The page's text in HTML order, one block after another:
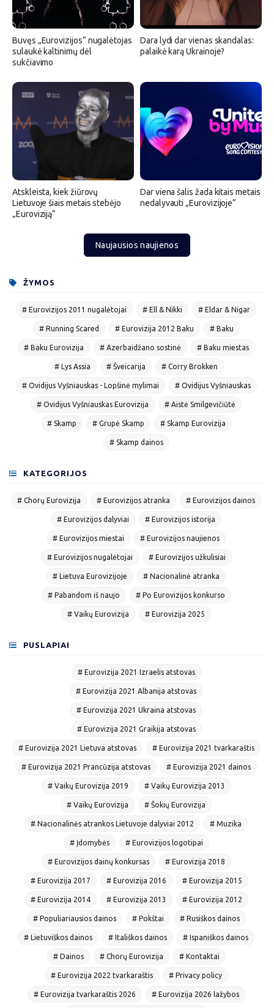
Buvęs „Eurovizijos“ nugalėtojas
sulaukė kaltinimų dėl
sukčiavimo
Dara lydi dar vienas skandalas:
palaikė karą Ukrainoje?
Atskleista, kiek žiūrovų
Lietuvoje šiais metais stebėjo
„Euroviziją“
Dar viena šalis žada kitais metais
nedalyvauti „Eurovizijoje“
Naujausios naujienos
ŽYMOS
# Eurovizijos 2011 nugalėtojai # Ell & Nikki # Eldar & Nigar
# Running Scared # Eurovizija 2012 Baku # Baku
# Baku Eurovizija # Azerbaidžano sostinė # Baku miestas
# Lys Assia # Šveicarija # Corry Brokken
# Ovidijus Vyšniauskas - Lopšinė mylimai # Ovidijus Vyšniauskas
# Ovidijus Vyšniauskas Eurovizija # Aistė Smilgevičiūtė
# Skamp # Grupė Skamp # Skamp Eurovizija
# Skamp dainos
KATEGORIJOS
# Chorų Eurovizija # Eurovizijos atranka # Eurovizijos dainos
# Eurovizijos dalyviai # Eurovizijos istorija
# Eurovizijos miestai # Eurovizijos naujienos
# Eurovizijos nugalėtojai # Eurovizijos užkulisiai
# Lietuva Eurovizijoje # Nacionalinė atranka
# Pabandom iš naujo # Po Eurovizijos konkurso
# Vaikų Eurovizija # Eurovizija 2025
PUSLAPIAI
# Eurovizija 2021 Izraelis atstovas
# Eurovizija 2021 Albanija atstovas
# Eurovizija 2021 Ukraina atstovas
# Eurovizija 2021 Graikija atstovas
# Eurovizija 2021 Lietuva atstovas # Eurovizija 2021 tvarkaraštis
# Eurovizija 2021 Prancūzija atstovas # Eurovizija 2021 dainos
# Vaikų Eurovizija 2019 # Vaikų Eurovizija 2013
# Vaikų Eurovizija # Šokių Eurovizija
# Nacionalinės atrankos Lietuvoje dalyviai 2012 # Muzika
# Įdomybės # Eurovizijos logotipai
# Eurovizijos dainų konkursas # Eurovizija 2018
# Eurovizija 2017 # Eurovizija 2016 # Eurovizija 2015
# Eurovizija 2014 # Eurovizija 2013 # Eurovizija 2012
# Populiariausios dainos # Pokštai # Rusiškos dainos
# Lietuviškos dainos # Itališkos dainos # Ispaniškos dainos
# Dainos # Chorų Eurovizija # Kontaktai
# Eurovizija 2022 tvarkaraštis # Privacy policy
# Eurovizija tvarkaraštis 2026 # Eurovizija 2026 lažybos